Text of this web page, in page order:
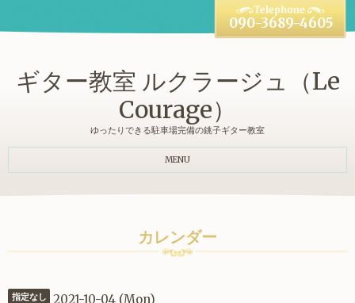
ギター教室 ルクラージュ（Le
Courage）
ゆったりできる駐車場完備の銚子ギター教室
090-3689-4605
MENU
カレンダー
指定なし 2021-10-04 (Mon)